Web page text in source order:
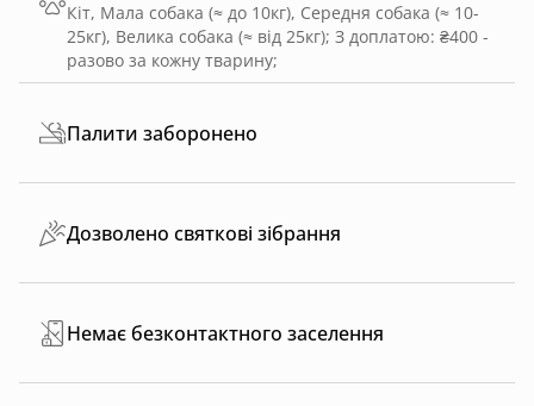
Кіт, Мала собака (≈ до 10кг), Середня собака (≈ 10-
25кг), Велика собака (≈ від 25кг); З доплатою: ₴400 -
разово за кожну тварину;
Палити заборонено
Дозволено святкові зібрання
Немає безконтактного заселення